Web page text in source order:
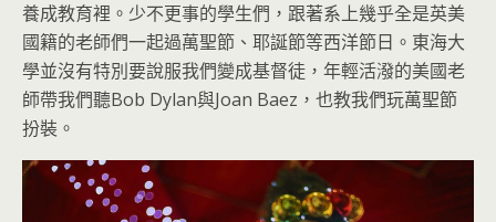
養成教育裡。少不更事的學生們，跟著系上幾乎全是英美
國籍的老師們一起過萬聖節、耶誕節等西洋節日。東海大
學並沒有特別要說服我們變成基督徒，年輕活潑的美國老
師帶我們聽Bob Dylan與Joan Baez，也教我們玩萬聖節
扮裝。